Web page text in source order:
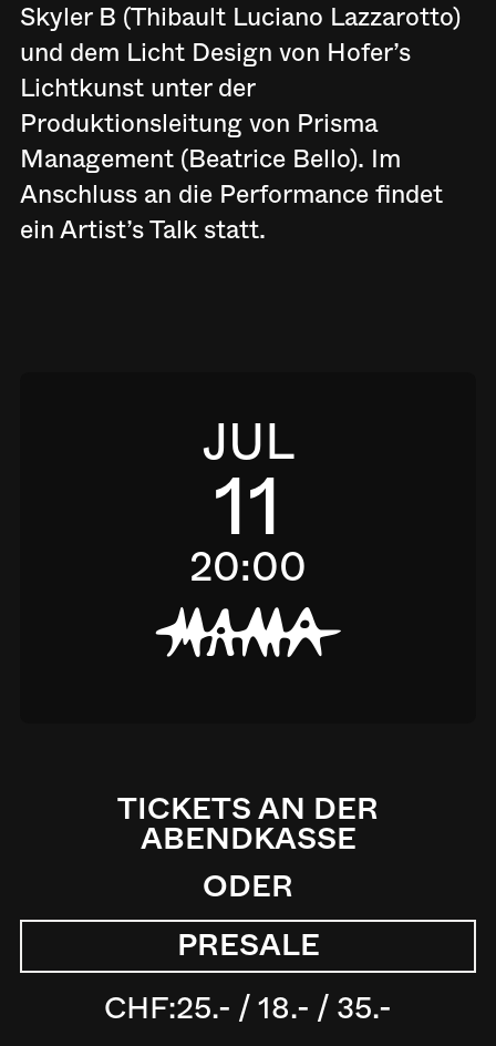
Skyler B (Thibault Luciano Lazzarotto)
und dem Licht Design von Hofer’s
Lichtkunst unter der
Produktionsleitung von Prisma
Management (Beatrice Bello). Im
Anschluss an die Performance findet
ein Artist’s Talk statt.
JUL
11
20:00
M
TICKETS AN DER
ABENDKASSE
ODER
PRESALE
CHF:25.- / 18.- / 35.-